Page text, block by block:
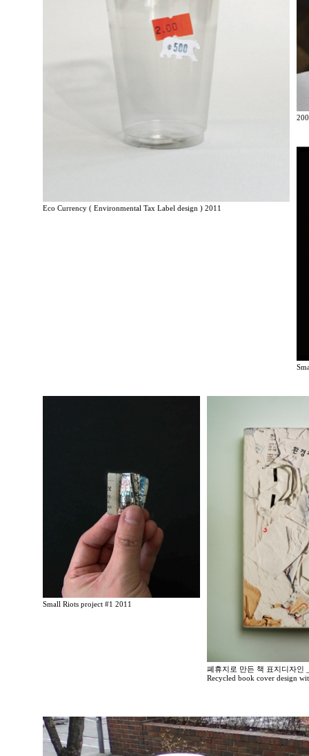
Eco Currency ( Environmental Tax Label design ) 2011
Small Riots project #1 2011
폐휴지로 만든 책 표지디자인
Recycled book cover design